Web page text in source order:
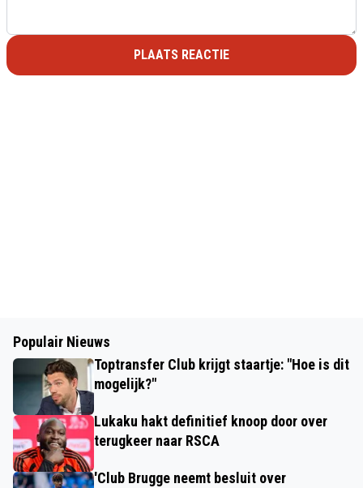
PLAATS REACTIE
Populair Nieuws
Toptransfer Club krijgt staartje: "Hoe is dit
mogelijk?"
Lukaku hakt definitief knoop door over
terugkeer naar RSCA
'Club Brugge neemt besluit over